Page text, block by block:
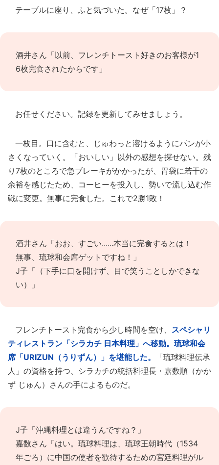
テーブルに座り、ふと気づいた。なぜ「17枚」？
酒井さん「以前、フレンチトースト好きのお客様が1
6枚完食されたからです」
お任せください。記録を更新してみせましょう。
一枚目。口に含むと、じゅわっと溶けるようにパンが小
さくなっていく。「おいしい」以外の感想を探せない。残
り7枚のところで急ブレーキがかかったが、胃袋に若干の
余裕を感じたため、コーヒーを投入し、勢いで流し込む作
戦に変更。無事に完食した。これで2勝1敗！
酒井さん「おお、すごい......本当に完食するとは！
無事、琉球和会席ゲットですね！」
J子「（下手に口を開けず、目で笑うことしかできな
い）」
フレンチトースト完食から少し時間を空け、 スペシャリ
ティレストラン「シラカチ 日本料理」へ移動。琉球和会
席「URIZUN（うりずん）」を堪能した。
「琉球料理伝承
人」の資格を持つ、シラカチの統括料理長・嘉数順（かか
ず じゅん）さんの手によるものだ。
J子「沖縄料理とは違うんですね？」
嘉数さん「はい。琉球料理は、琉球王朝時代（1534
年ごろ）に中国の使者を歓待するための宮廷料理がル